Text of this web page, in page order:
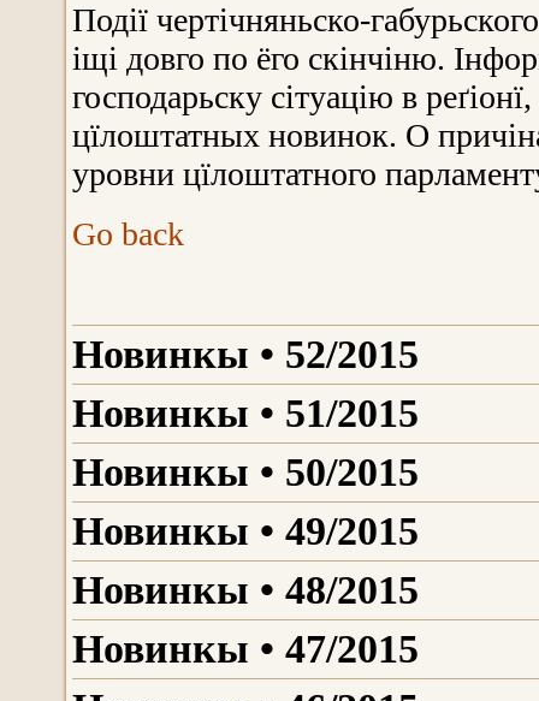
Події чертічняньско-
іщі довго по ёго скінчіню.
господарьску сітуацію в
цїлоштатных новинок. О
уровни цїлоштатного
Go back
Новинкы • 52/2015
Новинкы • 51/2015
Новинкы • 50/2015
Новинкы • 49/2015
Новинкы • 48/2015
Новинкы • 47/2015